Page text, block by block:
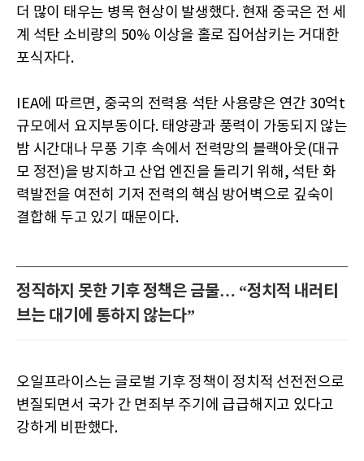
더 많이 태우는 병목 현상이 발생했다. 현재 중국은 전 세
계 석탄 소비량의 50% 이상을 홀로 집어삼키는 거대한
포식자다.
IEA에 따르면, 중국의 전력용 석탄 사용량은 연간 30억t
규모에서 요지부동이다. 태양광과 풍력이 가동되지 않는
밤 시간대나 무풍 기후 속에서 전력망의 블랙아웃(대규
모 정전)을 방지하고 산업 엔진을 돌리기 위해, 석탄 화
력발전을 여전히 기저 전력의 핵심 방어벽으로 깊숙이
결합해 두고 있기 때문이다.
정직하지 못한 기후 정책은 금물… “정치적 내러티
브는 대기에 통하지 않는다”
오일프라이스는 글로벌 기후 정책이 정치적 선전전으로
변질되면서 국가 간 면죄부 주기에 급급해지고 있다고
강하게 비판했다.